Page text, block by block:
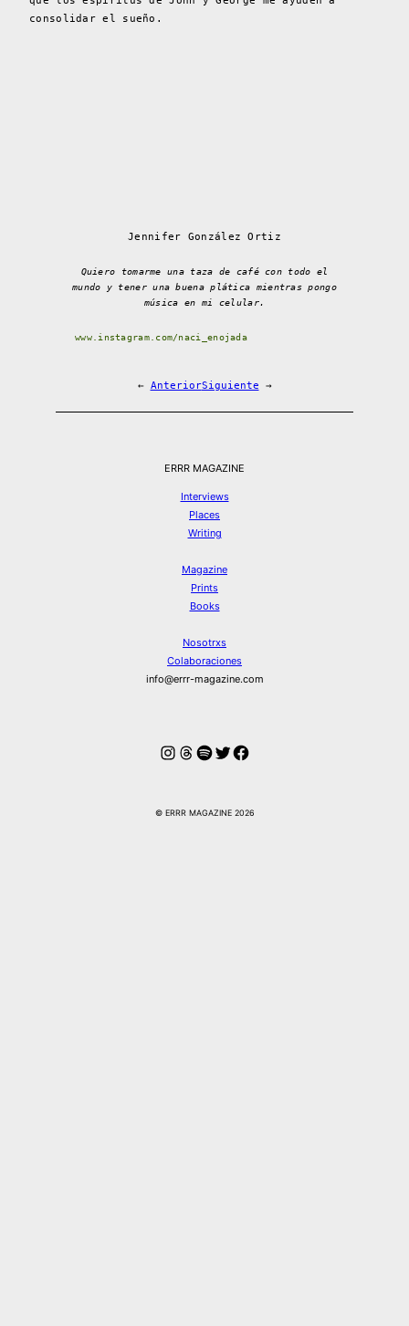
consolidar el sueño.
Jennifer González Ortiz
Quiero tomarme una taza de café con todo el
mundo y tener una buena plática mientras pongo
música en mi celular.
www.instagram.com/naci_enojada
← AnteriorSiguiente →
ERRR MAGAZINE
Interviews
Places
Writing
Magazine
Prints
Books
Nosotrxs
Colaboraciones
info@errr-magazine.com
Instagram
Hilos
Spotify
Twitter
Facebook
© ERRR MAGAZINE 2026